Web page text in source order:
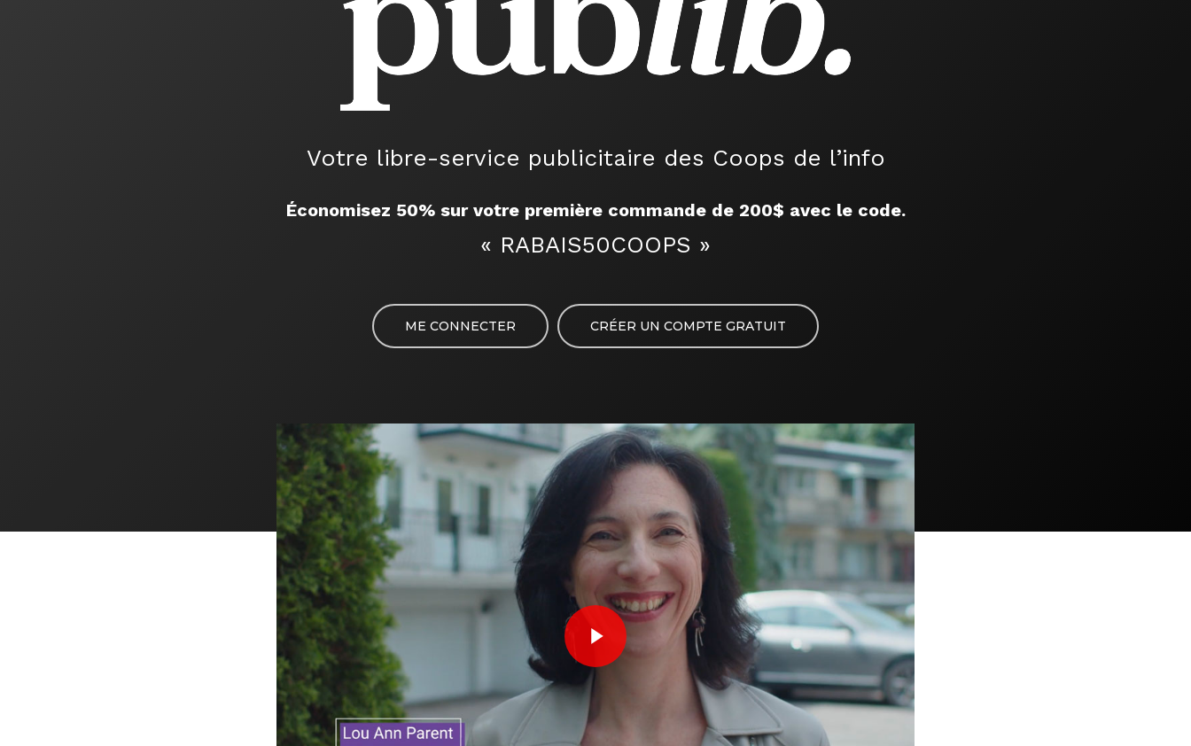
Votre libre-service publicitaire des Coops de l’info
Économisez 50% sur votre première commande de 200$ avec le code.
« RABAIS50COOPS »
ME CONNECTER CRÉER UN COMPTE GRATUIT
Play Video